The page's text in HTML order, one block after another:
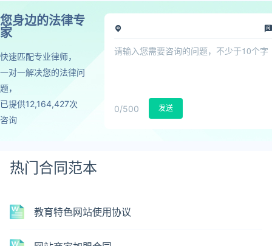
您身边的法律专
家
快速匹配专业律师，
一对一解决您的法律问
题，
已提供12,164,427次
咨询
0/500 发送
热门合同范本
教育特色网站使用协议